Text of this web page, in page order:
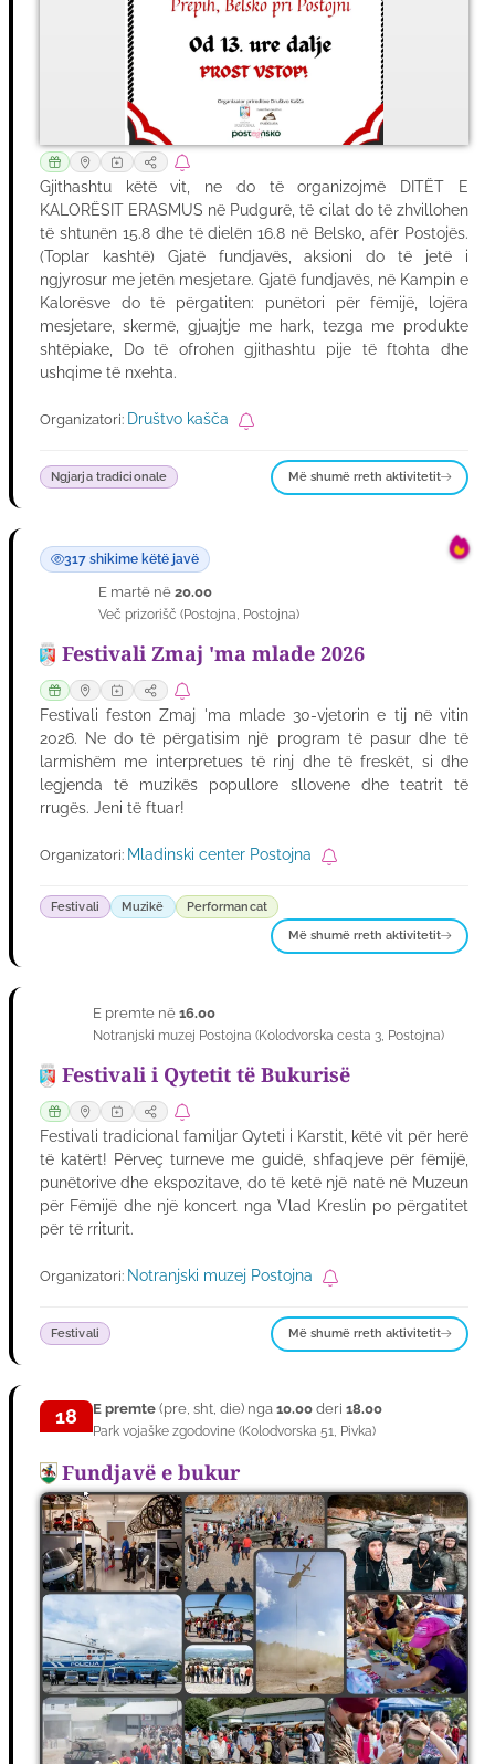
Gjithashtu këtë vit, ne do të organizojmë DITËT E
KALORËSIT ERASMUS në Pudgurë, të cilat do të zhvillohen
të shtunën 15.8 dhe të dielën 16.8 në Belsko, afër Postojës.
(Toplar kashtë) Gjatë fundjavës, aksioni do të jetë i
ngjyrosur me jetën mesjetare. Gjatë fundjavës, në Kampin e
Kalorësve do të përgatiten: punëtori për fëmijë, lojëra
mesjetare, skermë, gjuajtje me hark, tezga me produkte
shtëpiake, Do të ofrohen gjithashtu pije të ftohta dhe
ushqime të nxehta.
Organizatori: Društvo kašča
Ngjarja tradicionale Më shumë rreth aktivitetit
E martë në 20.00
Več prizorišč (Postojna Postojna)
317 shikime këtë javë
Festivali Zmaj 'ma mlade 2026
Festivali feston Zmaj 'ma mlade 30-vjetorin e tij në vitin
2026. Ne do të përgatisim një program të pasur dhe të
larmishëm me interpretues të rinj dhe të freskët, si dhe
legjenda të muzikës popullore sllovene dhe teatrit të
rrugës. Jeni të ftuar!
Organizatori: Mladinski center Postojna
Festivali Muzikë
Performancat
Më shumë rreth aktivitetit
E premte në 16.00
Notranjski muzej Postojna (Kolodvorska cesta 3, Postojna)
Festivali i Qytetit të Bukurisë
Festivali tradicional familjar Qyteti i Karstit, këtë vit për herë
të katërt! Përveç turneve me guidë, shfaqjeve për fëmijë,
punëtorive dhe ekspozitave, do të ketë një natë në Muzeun
për Fëmijë dhe një koncert nga Vlad Kreslin po përgatitet
për të rriturit.
Organizatori: Notranjski muzej Postojna
Festivali Më shumë rreth aktivitetit
18 E premte(pre, sht, die) nga 10.00deri 18.00
Park vojaške zgodovine(Kolodvorska 51 Pivka)
Fundjavë e bukur